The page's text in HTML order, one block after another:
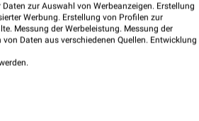
29,3 km
Dieter Knoll
zur Auswahl von Werbeanzeigen. Erstellung
Werbung. Erstellung von Profilen zur
Messung der Werbeleistung. Messung der
Daten aus verschiedenen Quellen. Entwicklung